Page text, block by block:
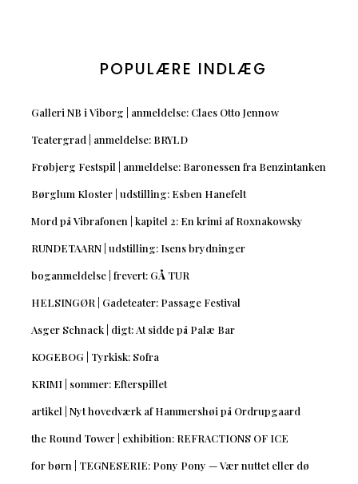
POPULÆRE INDLÆG
Galleri NB i Viborg | anmeldelse: Claes Otto Jennow
Teatergrad | anmeldelse: BRYLD
Frøbjerg Festspil | anmeldelse: Baronessen fra Benzintanken
Børglum Kloster | udstilling: Esben Hanefelt
Mord på Vibrafonen | kapitel 2: En krimi af Roxnakowsky
RUNDETAARN | udstilling: Isens brydninger
boganmeldelse | frevert: GÅ TUR
HELSINGØR | Gadeteater: Passage Festival
Asger Schnack | digt: At sidde på Palæ Bar
KOGEBOG | Tyrkisk: Sofra
KRIMI | sommer: Efterspillet
artikel | Nyt hovedværk af Hammershøi på Ordrupgaard
the Round Tower | exhibition: REFRACTIONS OF ICE
for børn | TEGNESERIE: Pony Pony — Vær nuttet eller dø